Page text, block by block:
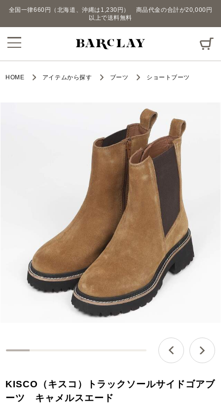
全国一律660円（北海道、沖縄は1,230円） 商品代金の合計が20,000円
以上で送料無料
HOME アイテムから探す ブーツ ショートブーツ
0
o
KISCO（キスコ）トラックソールサイドゴアブ
ーツ キャメルスエード